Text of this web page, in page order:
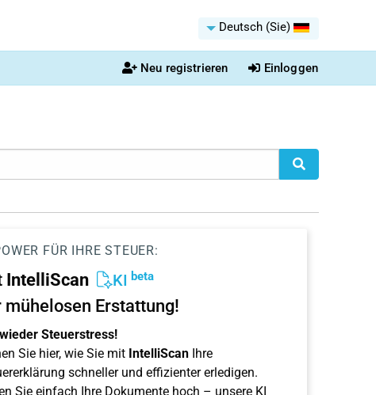
Deutsch (Sie)
Neu registrieren Einloggen
FÜR IHRE STEUER:
IntelliScan KI beta
mühelosen Erstattung!
Steuerstress!
Sie hier, wie Sie mit IntelliScanIhre
schneller und effizienter erledigen.
Sie einfach Ihre Dokumente hoch – unsere KI